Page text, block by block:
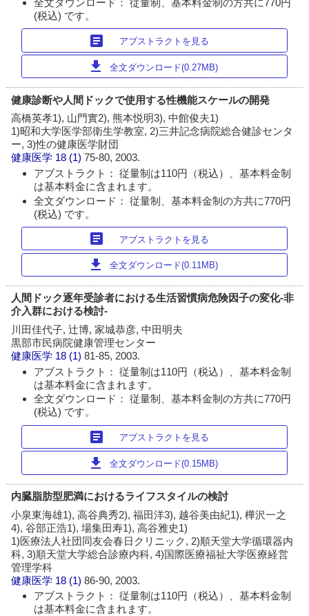
全文ダウンロード： 従量制、基本料金制の方共に770円
(税込) です。
article アブストラクトを見る
download 全文ダウンロード(0.27MB)
健康診断や人間ドックで使用する性機能スケールの開発
高橋英孝1), 山門實2), 熊本悦明3), 中館俊夫1)
1)昭和大学医学部衛生学教室, 2)三井記念病院総合健診センタ
ー, 3)性の健康医学財団
健康医学 18 (1)75-80, 2003.
アブストラクト： 従量制は110円（税込）、基本料金制
は基本料金に含まれます。
全文ダウンロード： 従量制、基本料金制の方共に770円
(税込) です。
article アブストラクトを見る
download 全文ダウンロード(0.11MB)
人間ドック逐年受診者における生活習慣病危険因子の変化‐非
介入群における検討‐
川田佳代子, 辻博, 家城恭彦, 中田明夫
黒部市民病院健康管理センター
健康医学 18 (1)81-85, 2003.
アブストラクト： 従量制は110円（税込）、基本料金制
は基本料金に含まれます。
全文ダウンロード： 従量制、基本料金制の方共に770円
(税込) です。
article アブストラクトを見る
download 全文ダウンロード(0.15MB)
内臓脂肪型肥満におけるライフスタイルの検討
小泉東海雄1), 高谷典秀2), 福田洋3), 越谷美由紀1), 樺沢一之
4), 谷部正浩1), 場集田寿1), 高谷雅史1)
1)医療法人社団同友会春日クリニック, 2)順天堂大学循環器内
科, 3)順天堂大学総合診療内科, 4)国際医療福祉大学医療経営
管理学科
健康医学 18 (1)86-90, 2003.
アブストラクト： 従量制は110円（税込）、基本料金制
は基本料金に含まれます。